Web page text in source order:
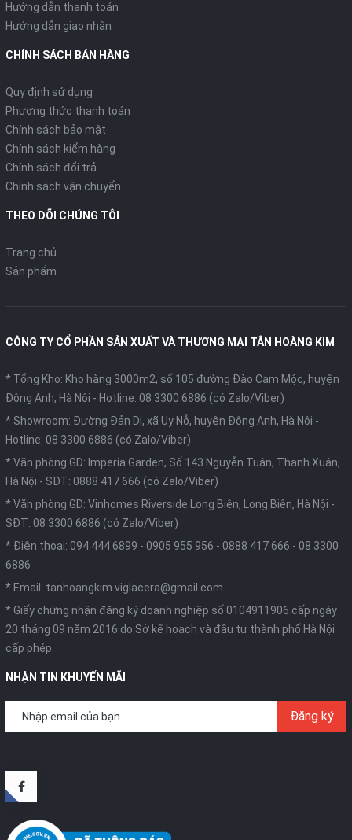
Hướng dẫn thanh toán
Hướng dẫn giao nhận
CHÍNH SÁCH BÁN HÀNG
Quy định sử dụng
Phương thức thanh toán
Chính sách bảo mật
Chính sách kiểm hàng
Chính sách đổi trả
Chính sách vận chuyển
THEO DÕI CHÚNG TÔI
Trang chủ
Sản phẩm
CÔNG TY CỔ PHẦN SẢN XUẤT VÀ THƯƠNG MẠI TÂN HOÀNG KIM
* Tổng Kho: Kho hàng 3000m2, số 105 đường Đào Cam Mộc, huyện
Đông Anh, Hà Nội - Hotline: 08 3300 6886 (có Zalo/Viber)
* Showroom: Đường Đản Dị, xã Uy Nỗ, huyện Đông Anh, Hà Nội -
Hotline: 08 3300 6886 (có Zalo/Viber)
* Văn phòng GD: Imperia Garden, Số 143 Nguyễn Tuân, Thanh Xuân,
Hà Nội - SĐT: 0888 417 666 (có Zalo/Viber)
* Văn phòng GD: Vinhomes Riverside Long Biên, Long Biên, Hà Nội -
SĐT: 08 3300 6886 (có Zalo/Viber)
* Điện thoại: 094 444 6899 - 0905 955 956 - 0888 417 666 - 08 3300
6886
* Email: tanhoangkim.viglacera@gmail.com
* Giấy chứng nhận đăng ký doanh nghiệp số 0104911906 cấp ngày
20 tháng 09 năm 2016 do Sở kế hoạch và đầu tư thành phố Hà Nội
cấp phép
NHẬN TIN KHUYẾN MÃI
Đăng ký